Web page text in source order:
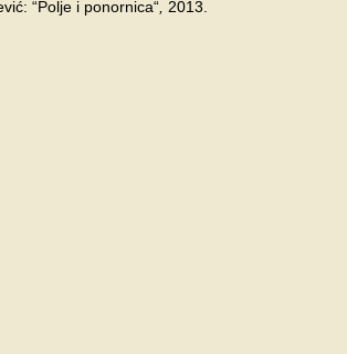
“Polje i ponornica“ 2013.